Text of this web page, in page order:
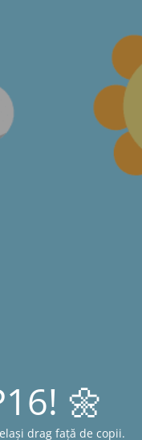
🌼
drag față de copii.